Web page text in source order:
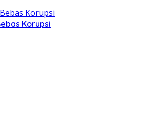
Korupsi